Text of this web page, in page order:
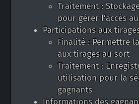
Traitement :
pour gérer l’accès
Participations aux
Finalité : Permettre
aux tirages au sort
Traitement :
utilisation pour la
gagnants
Informations des